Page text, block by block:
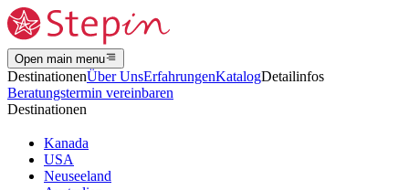
Open main menu
DestinationenÜber UnsErfahrungenKatalogDetailinfos
Beratungstermin vereinbaren
Destinationen
Kanada
USA
Neuseeland